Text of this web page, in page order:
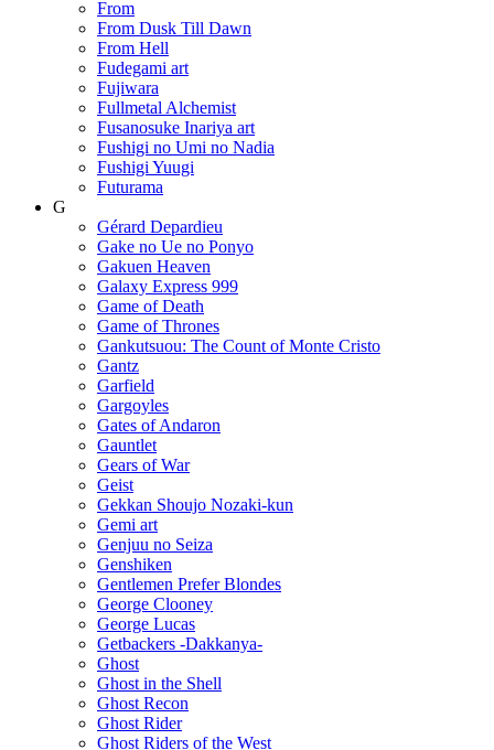
From
From Dusk Till Dawn
From Hell
Fudegami art
Fujiwara
Fullmetal Alchemist
Fusanosuke Inariya art
Fushigi no Umi no Nadia
Fushigi Yuugi
Futurama
G
Gérard Depardieu
Gake no Ue no Ponyo
Gakuen Heaven
Galaxy Express 999
Game of Death
Game of Thrones
Gankutsuou: The Count of Monte Cristo
Gantz
Garfield
Gargoyles
Gates of Andaron
Gauntlet
Gears of War
Geist
Gekkan Shoujo Nozaki-kun
Gemi art
Genjuu no Seiza
Genshiken
Gentlemen Prefer Blondes
George Clooney
George Lucas
Getbackers -Dakkanya-
Ghost
Ghost in the Shell
Ghost Recon
Ghost Rider
Ghost Riders of the West